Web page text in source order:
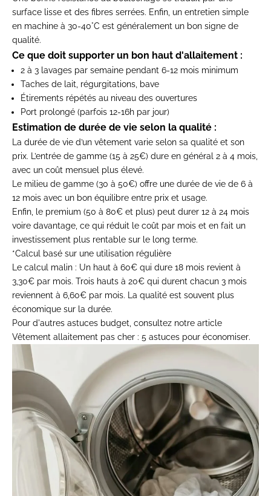
surface lisse et des fibres serrées. Enfin, un entretien simple
en machine à 30-40°C est généralement un bon signe de
qualité.
Ce que doit supporter un bon haut d'allaitement :
2 à 3 lavages par semaine pendant 6-12 mois minimum
Taches de lait, régurgitations, bave
Étirements répétés au niveau des ouvertures
Port prolongé (parfois 12-16h par jour)
Estimation de durée de vie selon la qualité :
La durée de vie d’un vêtement varie selon sa qualité et son
prix. L’entrée de gamme (15 à 25€) dure en général 2 à 4 mois,
avec un coût mensuel plus élevé.
Le milieu de gamme (30 à 50€) offre une durée de vie de 6 à
12 mois avec un bon équilibre entre prix et usage.
Enfin, le premium (50 à 80€ et plus) peut durer 12 à 24 mois
voire davantage, ce qui réduit le coût par mois et en fait un
investissement plus rentable sur le long terme.
*Calcul basé sur une utilisation régulière
Le calcul malin : Un haut à 60€ qui dure 18 mois revient à
3,30€ par mois. Trois hauts à 20€ qui durent chacun 3 mois
reviennent à 6,60€ par mois. La qualité est souvent plus
économique sur la durée.
Pour d'autres astuces budget, consultez notre article
Vêtement allaitement pas cher : 5 astuces pour économiser.